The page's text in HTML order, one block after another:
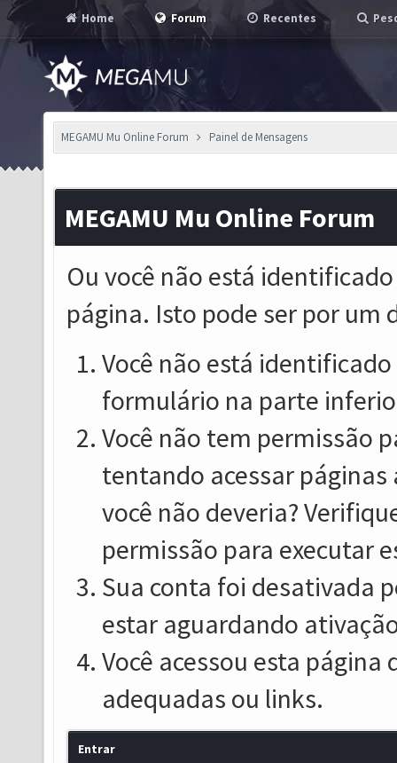
Home Forum Recentes
MEGAMU Mu Online Forum Painel de Mensagens
MEGAMU Mu Online Forum
Ou você não está
página. Isto pode ser por um
Você não está
formulário na parte
Você não tem permissão
tentando acessar
você não deveria?
permissão para executar
Sua conta foi desativada
estar aguardando
Você acessou esta
adequadas ou links.
Entrar